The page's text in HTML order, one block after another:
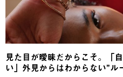
見た目が曖昧だからこそ。「
い」外見からはわからない”ル